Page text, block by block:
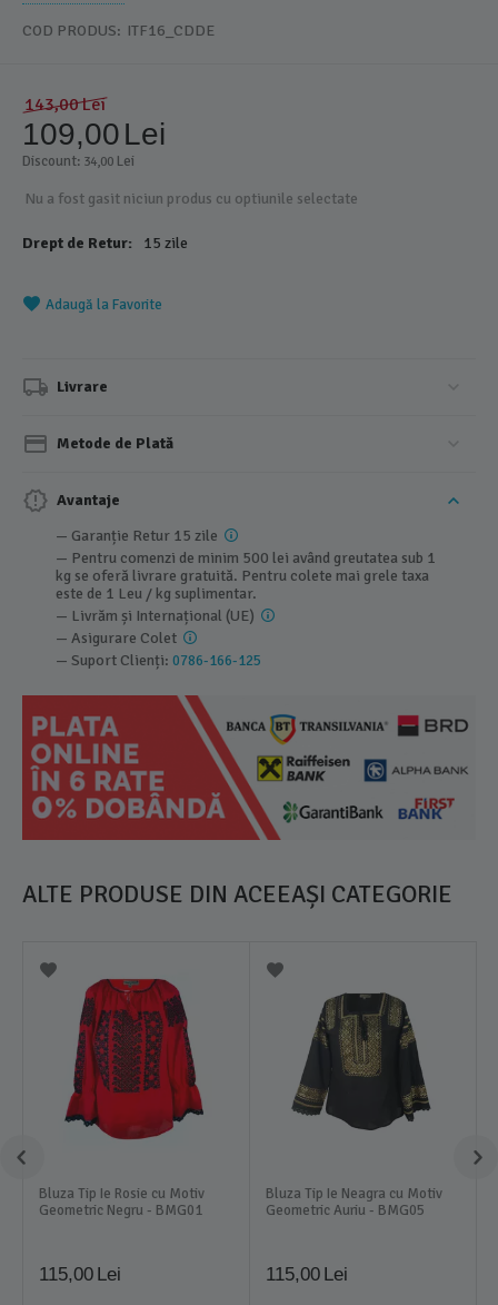
COD PRODUS: ITF16_CDDE
143,00Lei
109,00Lei
Discount: 34,00 Lei
Nu a fost gasit niciun produs cu optiunile selectate
Drept de Retur: 15 zile
Adaugă la Favorite
Livrare
Metode de Plată
Avantaje
— Garanție Retur 15 zile
— Pentru comenzi de minim 500 lei având greutatea sub 1
kg se oferă livrare gratuită. Pentru colete mai grele taxa
este de 1 Leu / kg suplimentar.
— Livrăm și Internațional (UE)
— Asigurare Colet
— Suport Clienți:0786-166-125
ALTE PRODUSE DIN ACEEAȘI CATEGORIE
Bluza Tip Ie Rosie cu Motiv
Geometric Negru - BMG01
115,00 Lei
Bluza Tip Ie Neagra cu Motiv
Geometric Auriu - BMG05
115,00 Lei